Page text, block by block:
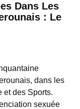
Dans Les
: Le
dans les
et des Sports.
sexuée